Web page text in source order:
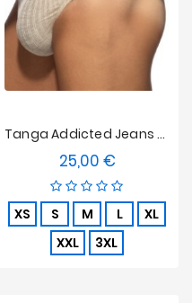
Tanga Addicted Jeans En Punto Canalé - Beige
25,00 €Precio
XS S M L
XL
XXL
3XL